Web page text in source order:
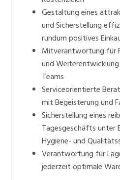
Gestaltung eines
und Sicherstellung
rundum positives
Mitverantwortung für
und
Teams
Serviceorientierte
mit Begeisterung und
Sicherstellung eines
Tagesgeschäfts unter
Hygiene- und
Verantwortung für
jederzeit optimale